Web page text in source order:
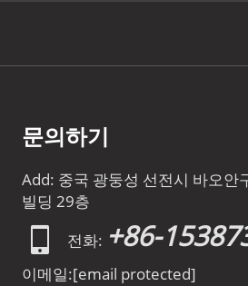
문의하기
Add: 중국 광둥성 선전시 바오안
빌딩 29층
전화: +86-
이메일:[email protected]